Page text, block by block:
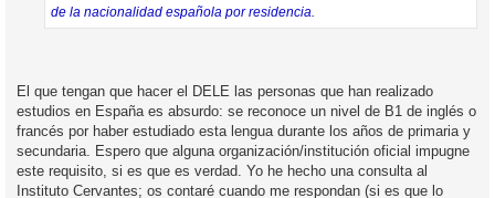
de la nacionalidad española por residencia.
El que tengan que hacer el DELE las personas que han realizado
estudios en España es absurdo: se reconoce un nivel de B1 de inglés o
francés por haber estudiado esta lengua durante los años de primaria y
secundaria. Espero que alguna organización/institución oficial impugne
este requisito, si es que es verdad. Yo he hecho una consulta al
Instituto Cervantes; os contaré cuando me respondan (si es que lo